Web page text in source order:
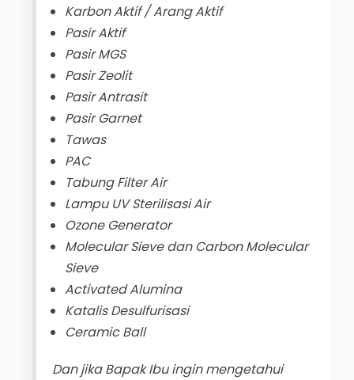
Karbon Aktif / Arang Aktif
Pasir Aktif
Pasir MGS
Pasir Zeolit
Pasir Antrasit
Pasir Garnet
Tawas
PAC
Tabung Filter Air
Lampu UV Sterilisasi Air
Ozone Generator
Molecular Sieve dan Carbon Molecular
Sieve
Activated Alumina
Katalis Desulfurisasi
Ceramic Ball
Dan jika Bapak Ibu ingin mengetahui